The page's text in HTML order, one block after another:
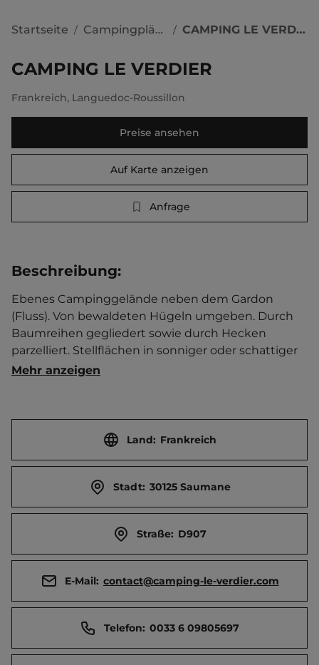
Startseite / Campingplätze / CAMPING LE VERDIER
CAMPING LE VERDIER
Frankreich, Languedoc-Roussillon
Preise ansehen
Auf Karte anzeigen
Anfrage
Beschreibung:
Ebenes Campinggelände neben dem Gardon
(Fluss). Von bewaldeten Hügeln umgeben. Durch
Baumreihen gegliedert sowie durch Hecken
parzelliert. Stellflächen in sonniger oder schattiger
Lage wählbar. Brötchenservice in HS.
65/0.
Mehr anzeigen
Land: Frankreich
Stadt: 30125 Saumane
Straße: D907
E-Mail: contact@camping-le-verdier.com
Telefon: 0033 6 09805697